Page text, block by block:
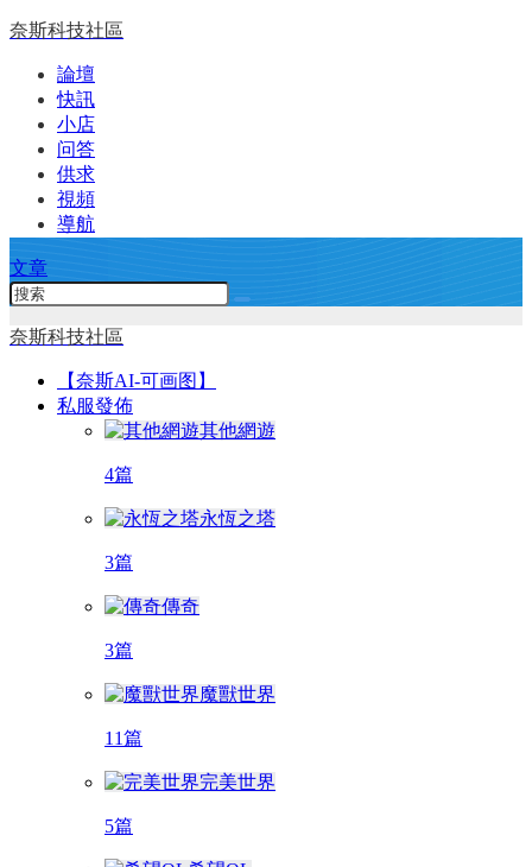
奈斯科技社區
論壇
快訊
小店
问答
供求
視頻
導航
文章
奈斯科技社區
【奈斯AI-可画图】
私服發佈
其他網遊
4篇
永恆之塔
3篇
傳奇
3篇
魔獸世界
11篇
完美世界
5篇